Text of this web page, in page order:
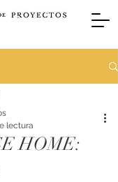
HOME:
lectura